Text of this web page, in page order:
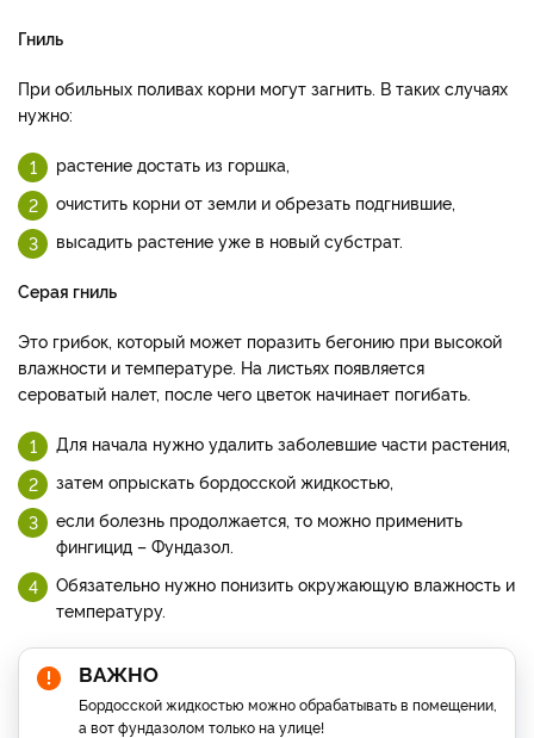
Гниль
При обильных поливах корни могут загнить. В таких случаях
нужно:
растение достать из горшка,
очистить корни от земли и обрезать подгнившие,
высадить растение уже в новый субстрат.
Серая гниль
Это грибок, который может поразить бегонию при высокой
влажности и температуре. На листьях появляется
сероватый налет, после чего цветок начинает погибать.
Для начала нужно удалить заболевшие части растения,
затем опрыскать бордосской жидкостью,
если болезнь продолжается, то можно применить
фингицид – Фундазол.
Обязательно нужно понизить окружающую влажность и
температуру.
ВАЖНО
Бордосской жидкостью можно обрабатывать в помещении,
а вот фундазолом только на улице!